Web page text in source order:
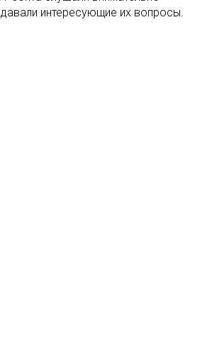
интересующие их вопросы.